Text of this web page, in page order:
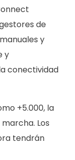
de
y
y
conectividad
+5.000, la
Los
tendrán